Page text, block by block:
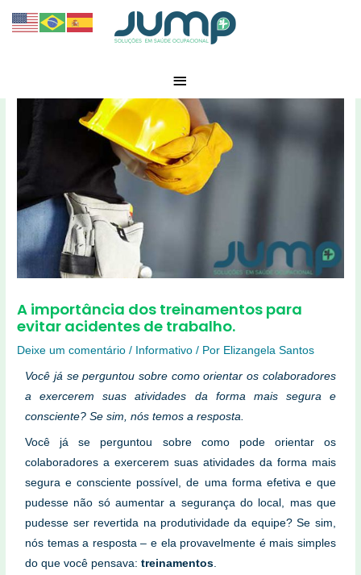
A importância dos treinamentos para
evitar acidentes de trabalho.
Deixe um comentário / Informativo / Por Elizangela Santos
Você já se perguntou sobre como orientar os colaboradores
a exercerem suas atividades da forma mais segura e
consciente? Se sim, nós temos a resposta.
Você já se perguntou sobre como pode orientar os
colaboradores a exercerem suas atividades da forma mais
segura e consciente possível, de uma forma efetiva e que
pudesse não só aumentar a segurança do local, mas que
pudesse ser revertida na produtividade da equipe? Se sim,
nós temas a resposta – e ela provavelmente é mais simples
do que você pensava:treinamentos